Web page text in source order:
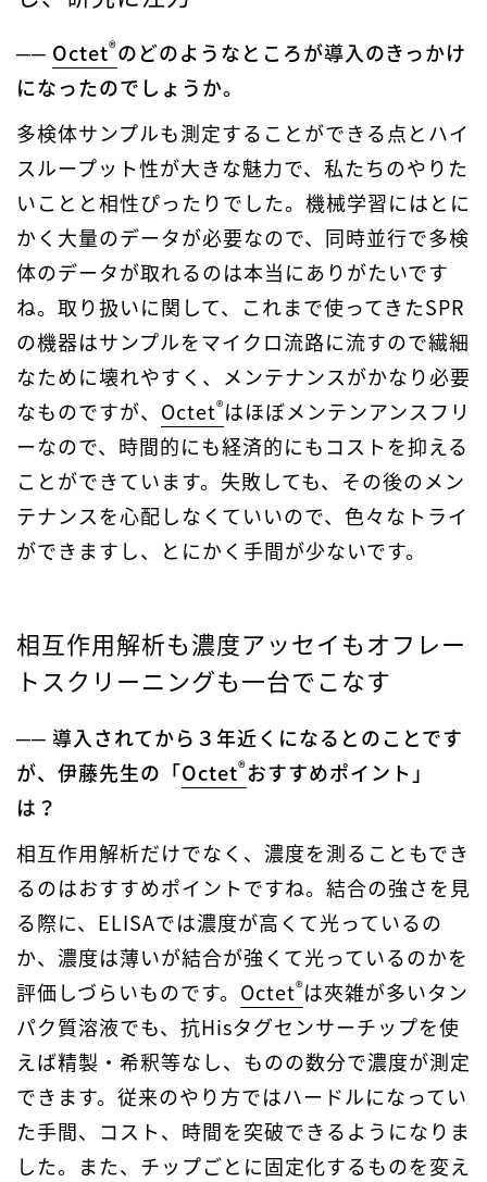
── Octet®のどのようなところが導入のきっかけ
になったのでしょうか。
多検体サンプルも測定することができる点とハイ
スループット性が大きな魅力で、私たちのやりた
いことと相性ぴったりでした。機械学習にはとに
かく大量のデータが必要なので、同時並行で多検
体のデータが取れるのは本当にありがたいです
ね。取り扱いに関して、これまで使ってきたSPR
の機器はサンプルをマイクロ流路に流すので繊細
なために壊れやすく、メンテナンスがかなり必要
なものですが、 Octet®はほぼメンテンアンスフリ
ーなので、時間的にも経済的にもコストを抑える
ことができています。失敗しても、その後のメン
テナンスを心配しなくていいので、色々なトライ
ができますし、とにかく手間が少ないです。
相互作用解析も濃度アッセイもオフレー
トスクリーニングも一台でこなす
── 導入されてから３年近くになるとのことです
が、伊藤先生の「Octet®おすすめポイント」
は？
相互作用解析だけでなく、濃度を測ることもでき
るのはおすすめポイントですね。結合の強さを見
る際に、ELISAでは濃度が高くて光っているの
か、濃度は薄いが結合が強くて光っているのかを
評価しづらいものです。 Octet®は夾雑が多いタン
パク質溶液でも、抗Hisタグセンサーチップを使
えば精製・希釈等なし、ものの数分で濃度が測定
できます。従来のやり方ではハードルになってい
た手間、コスト、時間を突破できるようになりま
した。また、チップごとに固定化するものを変え